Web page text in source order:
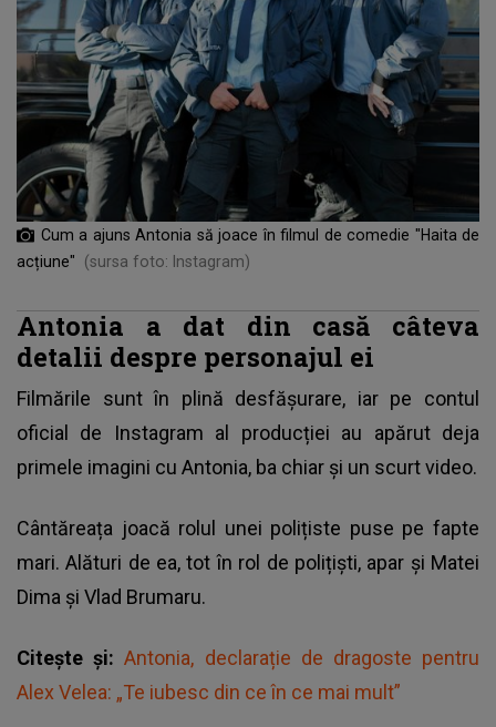
Cum a ajuns Antonia să joace în filmul de comedie "Haita de
acțiune"
(sursa foto: Instagram)
Antonia a dat din casă câteva
detalii despre personajul ei
Filmările sunt în plină desfășurare, iar pe contul
oficial de Instagram al producției au apărut deja
primele imagini cu Antonia, ba chiar și un scurt video.
Cântăreața joacă rolul unei polițiste puse pe fapte
mari. Alături de ea, tot în rol de polițiști, apar și Matei
Dima și Vlad Brumaru.
Citește și:Antonia, declarație de dragoste pentru
Alex Velea: „Te iubesc din ce în ce mai mult”